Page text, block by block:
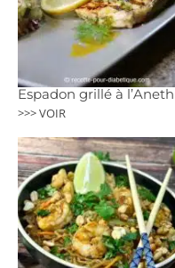
Espadon grillé à l’Aneth
>>> VOIR